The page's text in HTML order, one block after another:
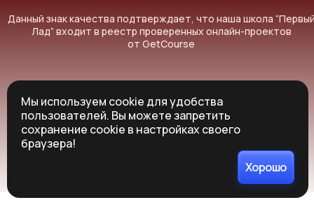
Данный знак качества подтверждает, что наша школа
Лад” входит в реестр проверенных онлайн-проектов
от GetCourse
*Instagram принадлежит корпорации Meta, признанной в РФ
© Все права защищены 2014-2026г.
Мы используем cookie для удобства
пользователей. Вы можете запретить
сохранение cookie в настройках своего
браузера!
Хорошо